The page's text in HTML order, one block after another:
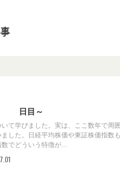
20日目～
て学びました。実は、ここ数年で周
した。日経平均株価や東証株価指数
でどういう特徴が...